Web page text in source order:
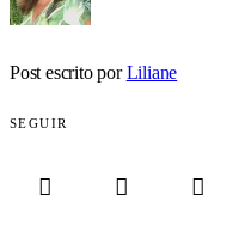
Post escrito por Liliane
SEGUIR